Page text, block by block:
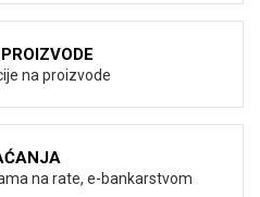
na proizvode
na rate, e-bankarstvom